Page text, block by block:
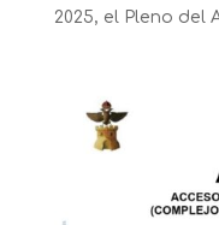
2025, el Pleno del